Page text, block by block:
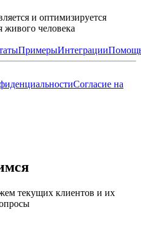
и оптимизируется
живого человека
ПримерыИнтеграции
Согласие на
текущих клиентов и их